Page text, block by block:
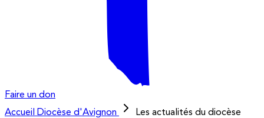
Faire un don
Accueil
Diocèse d'Avignon Les actualités du diocèse